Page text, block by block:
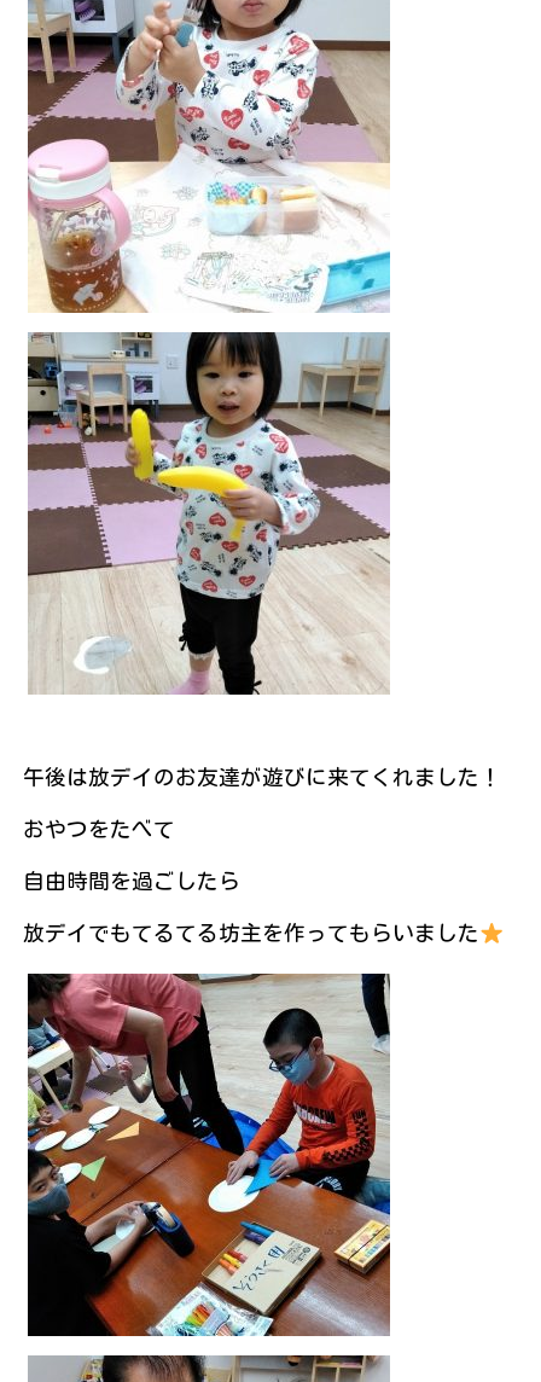
午後は放デイのお友達が遊びに来てくれました！
おやつをたべて
自由時間を過ごしたら
放デイでもてるてる坊主を作ってもらいました